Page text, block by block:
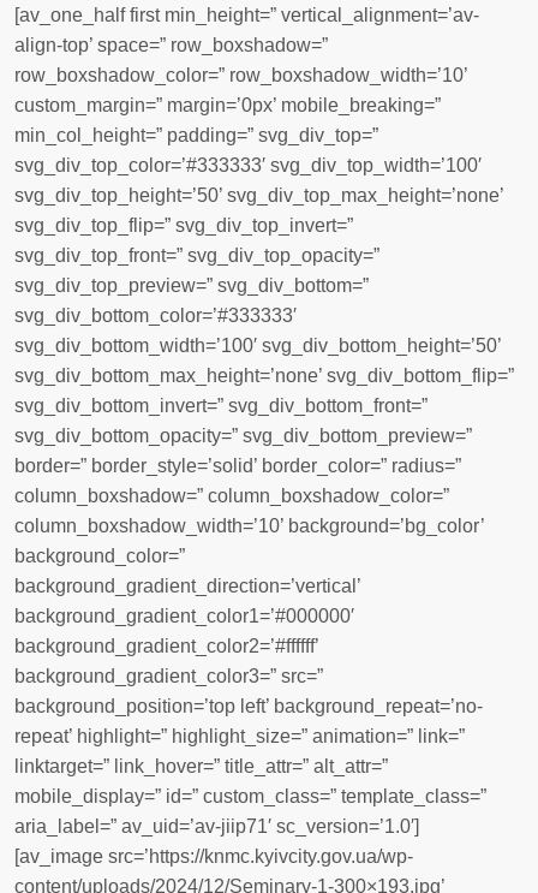
[av_one_half first min_height=” vertical_alignment=’av-
align-top’ space=” row_boxshadow=”
row_boxshadow_color=” row_boxshadow_width=’10’
custom_margin=” margin=’0px’ mobile_breaking=”
min_col_height=” padding=” svg_div_top=”
svg_div_top_color=’#333333′ svg_div_top_width=’100′
svg_div_top_height=’50’ svg_div_top_max_height=’none’
svg_div_top_flip=” svg_div_top_invert=”
svg_div_top_front=” svg_div_top_opacity=”
svg_div_top_preview=” svg_div_bottom=”
svg_div_bottom_color=’#333333′
svg_div_bottom_width=’100′ svg_div_bottom_height=’50’
svg_div_bottom_max_height=’none’ svg_div_bottom_flip=”
svg_div_bottom_invert=” svg_div_bottom_front=”
svg_div_bottom_opacity=” svg_div_bottom_preview=”
border=” border_style=’solid’ border_color=” radius=”
column_boxshadow=” column_boxshadow_color=”
column_boxshadow_width=’10’ background=’bg_color’
background_color=”
background_gradient_direction=’vertical’
background_gradient_color1=’#000000′
background_gradient_color2=’#ffffff’
background_gradient_color3=” src=”
background_position=’top left’ background_repeat=’no-
repeat’ highlight=” highlight_size=” animation=” link=”
linktarget=” link_hover=” title_attr=” alt_attr=”
mobile_display=” id=” custom_class=” template_class=”
aria_label=” av_uid=’av-jiip71′ sc_version=’1.0′]
[av_image src=’https://knmc.kyivcity.gov.ua/wp-
content/uploads/2024/12/Seminary-1-300×193.jpg’